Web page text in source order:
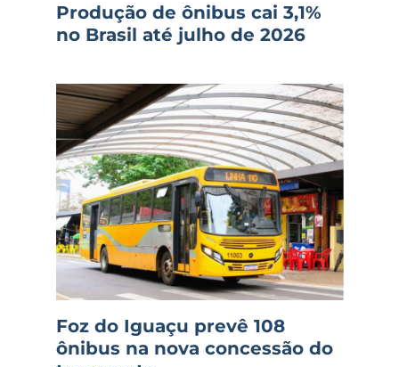
Produção de ônibus cai 3,1%
no Brasil até julho de 2026
Foz do Iguaçu prevê 108
ônibus na nova concessão do